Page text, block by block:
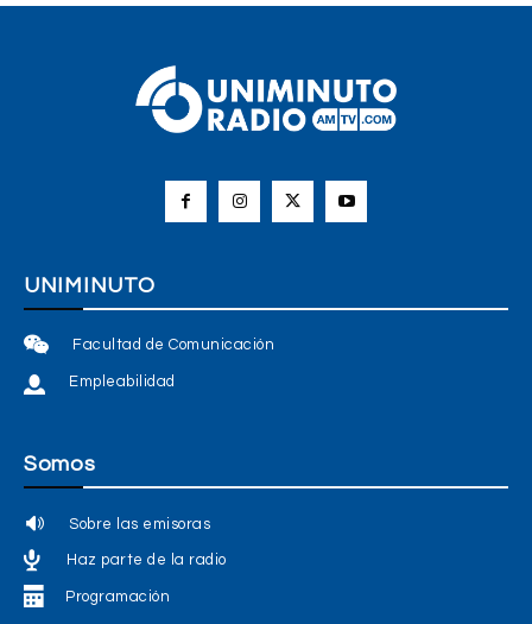
UNIMINUTO
Facultad de Comunicación
Empleabilidad
Somos
Sobre las emisoras
Haz parte de la radio
Programación